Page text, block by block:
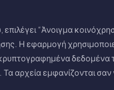
“Άνοιγμα
Η εφαρμογή
αρχεία εμφανίζονται σαν